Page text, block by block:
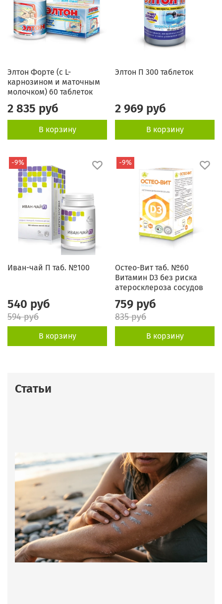
Элтон Форте (с L-
карнозином и маточным
молочком) 60 таблеток
2 835 руб
В корзину
Элтон П 300 таблеток
2 969 руб
В корзину
-9%
Иван-чай П таб. №100
540 руб
594 руб
В корзину
-9%
Остео-Вит таб. №60
Витамин D3 без риска
атеросклероза сосудов
759 руб
835 руб
В корзину
Статьи